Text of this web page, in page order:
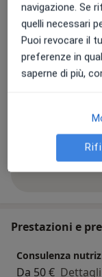
Highlights
Dieta
e ad
Laureato
Mi piace
Prestazioni e
Consulenza
Da 50 € Dettagli
navigazione. Se
quelli necessari
Puoi revocare il
preferenze in
saperne di più,